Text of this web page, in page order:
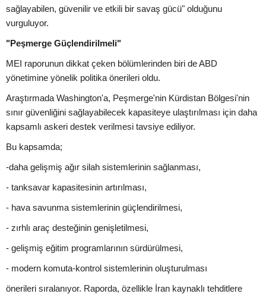
sağlayabilen, güvenilir ve etkili bir savaş gücü" olduğunu
vurguluyor.
"Peşmerge Güçlendirilmeli"
MEI raporunun dikkat çeken bölümlerinden biri de ABD
yönetimine yönelik politika önerileri oldu.
Araştırmada Washington'a, Peşmerge'nin Kürdistan Bölgesi'nin
sınır güvenliğini sağlayabilecek kapasiteye ulaştırılması için daha
kapsamlı askeri destek verilmesi tavsiye ediliyor.
Bu kapsamda;
-daha gelişmiş ağır silah sistemlerinin sağlanması,
- tanksavar kapasitesinin artırılması,
- hava savunma sistemlerinin güçlendirilmesi,
- zırhlı araç desteğinin genişletilmesi,
- gelişmiş eğitim programlarının sürdürülmesi,
- modern komuta-kontrol sistemlerinin oluşturulması
önerileri sıralanıyor. Raporda, özellikle İran kaynaklı tehditlere